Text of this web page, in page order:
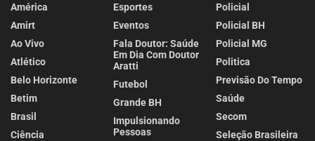
América
Amirt
Ao Vivo
Atlético
Belo Horizonte
Betim
Brasil
Ciência
Esportes
Eventos
Fala Doutor: Saúde
Em Dia Com Doutor
Aratti
Futebol
Grande BH
Impulsionando
Pessoas
Policial
Policial BH
Policial MG
Politica
Previsão Do Tempo
Saúde
Secom
Seleção Brasileira